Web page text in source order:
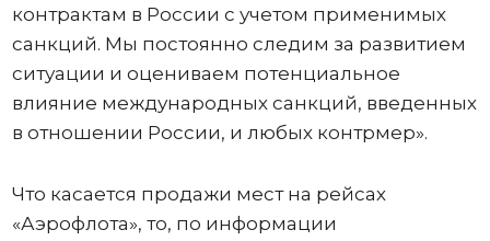
контрактам в России с учетом применимых
санкций. Мы постоянно следим за развитием
ситуации и оцениваем потенциальное
влияние международных санкций, введенных
в отношении России, и любых контрмер».
Что касается продажи мест на рейсах
«Аэрофлота», то, по информации